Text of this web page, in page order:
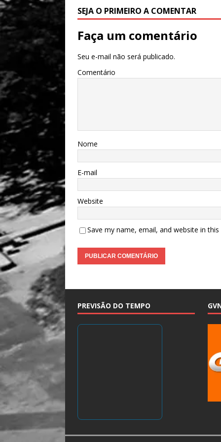
SEJA O PRIMEIRO A COMENTAR
Faça um comentário
Seu e-mail não será publicado.
Comentário
Nome
E-mail
Website
Save my name, email, and website in
PREVISÃO DO TEMPO